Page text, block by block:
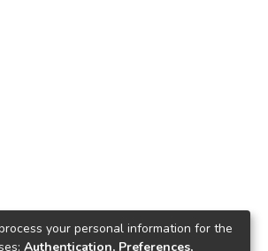
your personal information for the
Authentication, Preferences,